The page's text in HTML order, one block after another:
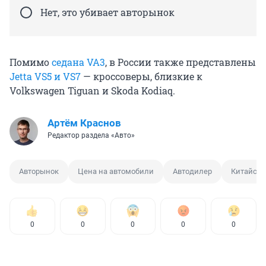
Нет, это убивает авторынок
Помимоседана VA3, в России также представлены
Jetta VS5 и VS7 — кроссоверы, близкие к
Volkswagen Tiguan и Skoda Kodiaq.
Артём Краснов
Редактор раздела «Авто»
Авторынок Цена на автомобили Автодилер
0 0 0 0 0